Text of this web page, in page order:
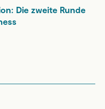
Die zweite Runde